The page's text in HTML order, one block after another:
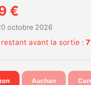
€
octobre 2026
restant avant la sortie :
Auchan